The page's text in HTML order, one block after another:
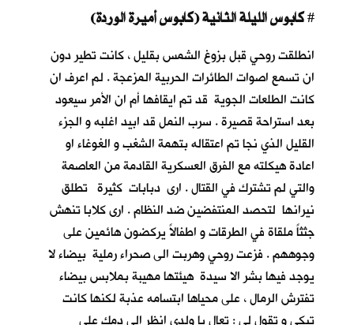
كابوس الليلة الثانية (كابوس أميرة الوردة)#
انطلقت روحي قبل بزوغ الشمس بقليل ، كانت تطير دون
ان تسمع اصوات الطائرات الحربية المزعجة . لم اعرف ان
كانت الطلعات الجوية قد تم ايقافها أم ان الأمر سيعود
بعد استراحة قصيرة . سرب النمل قد ابيد اغلبه و الجزء
القليل الذي نجا تم اعتقاله بتهمة الشغب و الغوغاء او
اعادة هيكلته مع الفرق العسكرية القادمة من العاصمة
والتي لم تشترك في القتال . ارى دبابات كثيرة تطلق
نيرانها لتحصد المنتفضين ضد النظام . ارى كلابا تنهش
جثثاً ملقاة في الطرقات و اطفالاً يركضون هائمين على
وجوههم . فزعت روحي وهربت الى صحراء رملية بيضاء لا
يوجد فيها بشر الا سيدة هيئتها مهيبة بملابس بيضاء
تفترش الرمال ، على محياها ابتسامه عذبة لكنها كانت